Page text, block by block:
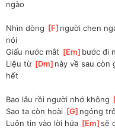
ngào
Nhìn dòng [F ]người chen
nói
Giấu nước mắt [Em ]bước đi
Liệu từ [Dm ]này về sau còn
hết
Bao lâu rồi người nhớ không [
Sao ta còn hoài [G ]ngóng
Luôn tin vào lời hứa [Em ]
sẽ